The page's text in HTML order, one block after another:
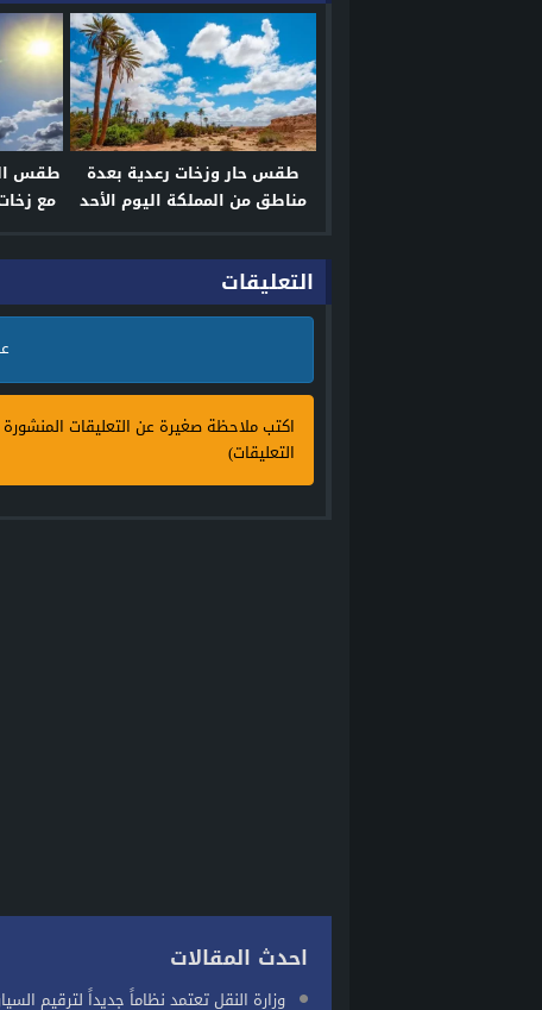
طقس حار وزخات رعدية بعدة
مناطق من المملكة اليوم الأحد
طقس
مع
التعليقات
اكتب ملاحظة صغيرة عن التعليقات
التعليقات)
احدث المقالات
وزارة النقل تعتمد نظاماً جديداً لترقيم